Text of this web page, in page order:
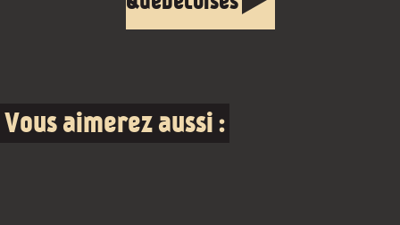
Vous aimerez aussi :